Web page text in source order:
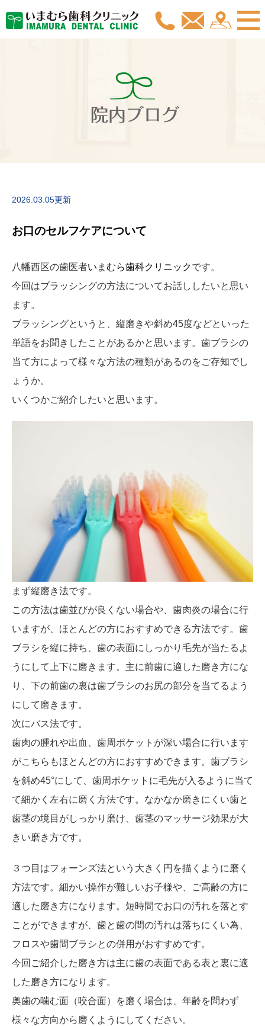
院内ブログ
2026.03.05更新
お口のセルフケアについて
八幡西区の歯医者いまむら歯科クリニックです。
今回はブラッシングの方法についてお話ししたいと思い
ます。
ブラッシングというと、縦磨きや斜め45度などといった
単語をお聞きしたことがあるかと思います。歯ブラシの
当て方によって様々な方法の種類があるのをご存知でし
ょうか。
いくつかご紹介したいと思います。
まず縦磨き法です。
この方法は歯並びが良くない場合や、歯肉炎の場合に行
いますが、ほとんどの方におすすめできる方法です。歯
ブラシを縦に持ち、歯の表面にしっかり毛先が当たるよ
うにして上下に磨きます。主に前歯に適した磨き方にな
り、下の前歯の裏は歯ブラシのお尻の部分を当てるよう
にして磨きます。
次にバス法です。
歯肉の腫れや出血、歯周ポケットが深い場合に行います
がこちらもほとんどの方におすすめできます。歯ブラシ
を斜め45°にして、歯周ポケットに毛先が入るように当て
て細かく左右に磨く方法です。なかなか磨きにくい歯と
歯茎の境目がしっかり磨け、歯茎のマッサージ効果が大
きい磨き方です。
３つ目はフォーンズ法という大きく円を描くように磨く
方法です。細かい操作が難しいお子様や、ご高齢の方に
適した磨き方になります。短時間でお口の汚れを落とす
ことができますが、歯と歯の間の汚れは落ちにくい為、
フロスや歯間ブラシとの併用がおすすめです。
今回ご紹介した磨き方は主に歯の表面である表と裏に適
した磨き方になります。
奥歯の噛む面（咬合面）を磨く場合は、年齢を問わず
様々な方向から磨くようにしてください。